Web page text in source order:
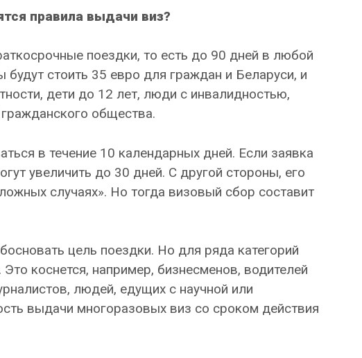
правила выдачи виз?
поездки, то есть до 90 дней в любой
стоить 35 евро для граждан и Беларуси, и
дети до 12 лет, люди с инвалидностью,
общества.
в течение 10 календарных дней. Если заявка
увеличить до 30 дней. С другой стороны, его
случаях». Но тогда визовый сбор составит
цель поездки. Но для ряда категорий
коснется, например, бизнесменов, водителей
людей, едущих с научной или
выдачи многоразовых виз со сроком действия